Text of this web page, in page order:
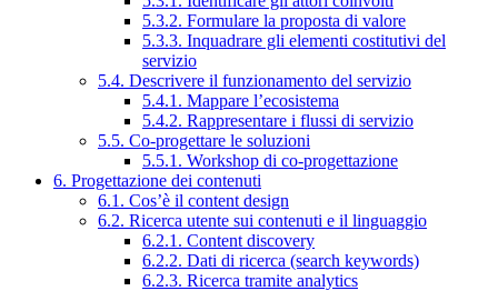
5.3.2. Formulare la proposta di valore
5.3.3. Inquadrare gli elementi costitutivi del
servizio
5.4. Descrivere il funzionamento del servizio
5.4.1. Mappare l’ecosistema
5.4.2. Rappresentare i flussi di servizio
5.5. Co-progettare le soluzioni
5.5.1. Workshop di co-progettazione
6. Progettazione dei contenuti
6.1. Cos’è il content design
6.2. Ricerca utente sui contenuti e il linguaggio
6.2.1. Content discovery
6.2.2. Dati di ricerca (search keywords)
6.2.3. Ricerca tramite analytics